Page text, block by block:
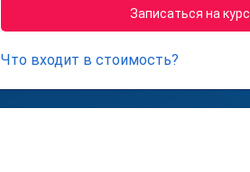
Записаться на курс
Что входит в стоимость?